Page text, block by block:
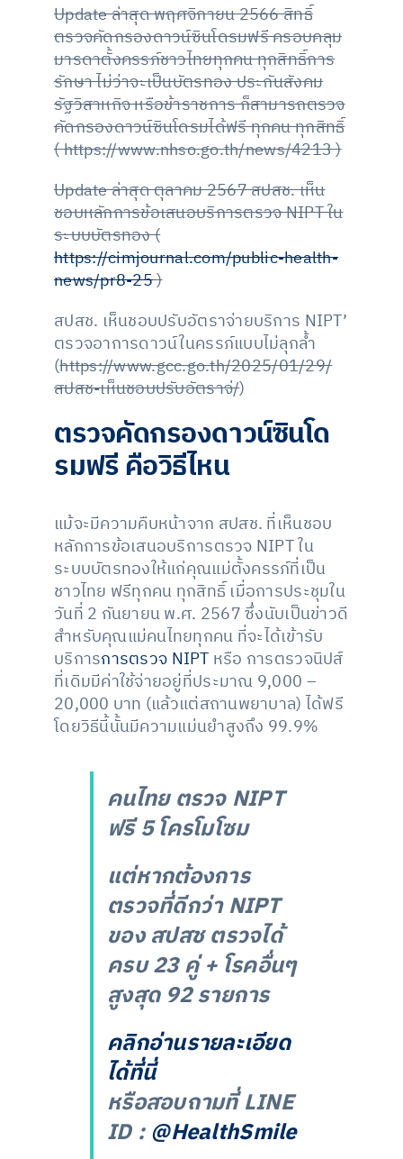
Update ล่าสุด พฤศจิกายน 2566 สิทธิ์
ตรวจคัดกรองดาวน์ซินโดรมฟรี ครอบคลุม
มารดาตั้งครรภ์ชาวไทยทุกคน ทุกสิทธิ์การ
รักษา ไม่ว่าจะเป็นบัตรทอง ประกันสังคม
รัฐวิสาหกิจ หรือข้าราชการ ก็สามารถตรวจ
คัดกรองดาวน์ซินโดรมได้ฟรี ทุกคน ทุกสิทธิ์
(https://www.nhso.go.th/news/4213)
Update ล่าสุด ตุลาคม 2567 สปสช. เห็น
ชอบหลักการข้อเสนอบริการตรวจ NIPT ใน
ระบบบัตรทอง (
https://cimjournal.com/public-health-
news/pr8-25)
สปสช. เห็นชอบปรับอัตราจ่ายบริการ NIPT’
ตรวจอาการดาวน์ในครรภ์แบบไม่ลุกล้ำ
(https://www.gcc.go.th/2025/01/29/
สปสช-เห็นชอบปรับอัตราจ่/)
ตรวจคัดกรองดาวน์ซินโด
รมฟรี คือวิธีไหน
แม้จะมีความคืบหน้าจาก สปสช. ที่เห็นชอบ
หลักการข้อเสนอบริการตรวจ NIPT ใน
ระบบบัตรทองให้แก่คุณแม่ตั้งครรภ์ที่เป็น
ชาวไทย ฟรีทุกคน ทุกสิทธิ์ เมื่อการประชุมใน
วันที่ 2 กันยายน พ.ศ. 2567 ซึ่งนับเป็นข่าวดี
สำหรับคุณแม่คนไทยทุกคน ที่จะได้เข้ารับ
บริการการตรวจ NIPT หรือ การตรวจนิปส์
ที่เดิมมีค่าใช้จ่ายอยู่ที่ประมาณ 9,000 –
20,000 บาท (แล้วแต่สถานพยาบาล) ได้ฟรี
โดยวิธีนี้นั้นมีความแม่นยำสูงถึง 99.9%
คนไทย ตรวจ NIPT
ฟรี 5 โครโมโซม
แต่หากต้องการ
ตรวจที่ดีกว่า NIPT
ของ สปสช ตรวจได้
ครบ 23 คู่ + โรคอื่นๆ
สูงสุด 92 รายการ
คลิกอ่านรายละเอียด
ได้ที่นี่
หรือสอบถามที่ LINE
ID :@HealthSmile